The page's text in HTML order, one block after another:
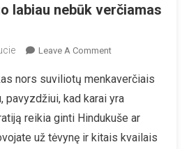
labiau nebūk verčiamas
Leave A CommentOn
–
Ir
Juo
nors suviliotų menkaverčiais
pavyzdžiui, kad karai yra
reikia ginti Hindukuše ar
už tėvynę ir kitais kvailais